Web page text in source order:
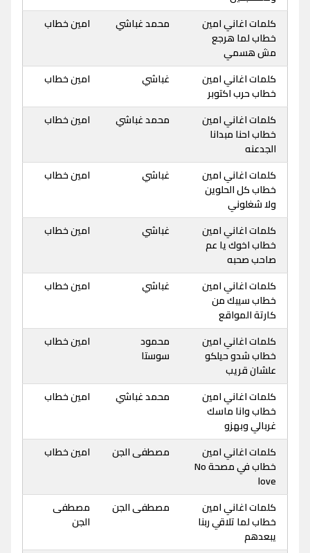
كلمات اغاني امين
خطاب لما هرجع
مش هسمي
محمد غباشي امين خطاب
كلمات اغاني امين
خطاب حرب اكتوبر
غباشي امين خطاب
كلمات اغاني امين
خطاب احنا مبدانا
الجدعنه
محمد غباشي امين خطاب
كلمات اغاني امين
خطاب كل الحلوين
ولا شغلوني
غباشي امين خطاب
كلمات اغاني امين
خطاب اخوك يا عم
صاحب صحبه
غباشي امين خطاب
كلمات اغاني امين
خطاب سيبك من
كارتة المواقع
غباشي امين خطاب
كلمات اغاني امين
خطاب شدو حيلكو
علشان قريب
محمود
سوستا
امين خطاب
كلمات اغاني امين
خطاب وانا ماسك
غربالي وبهزو
محمد غباشي امين خطاب
كلمات اغاني امين
خطاب في مصحة No
love
مصطفى الجن امين خطاب
كلمات اغاني امين
خطاب لما تلاقي ربنا
يبعدهم
مصطفى الجن
مصطفى
الجن